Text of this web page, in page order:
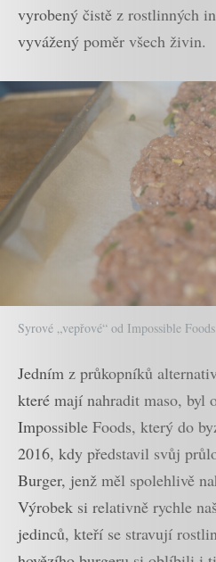
vyrobený čistě z rostlinných
vyvážený poměr všech živin.
Syrové „vepřové“ od Impossible Foods
Jedním z průkopníků
které mají nahradit maso, byl
Impossible Foods, který do
2016, kdy představil svůj
Burger, jenž měl spolehlivě
Výrobek si relativně rychle
jedinců, kteří se stravují